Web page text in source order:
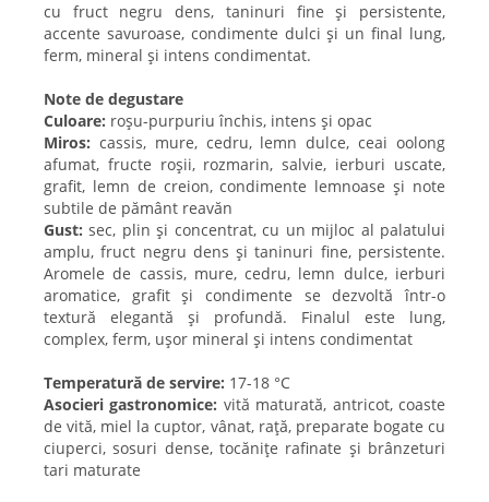
cu fruct negru dens, taninuri fine și persistente,
accente savuroase, condimente dulci și un final lung,
ferm, mineral și intens condimentat.
Note de degustare
Culoare: roșu-purpuriu închis, intens și opac
Miros: cassis, mure, cedru, lemn dulce, ceai oolong
afumat, fructe roșii, rozmarin, salvie, ierburi uscate,
grafit, lemn de creion, condimente lemnoase și note
subtile de pământ reavăn
Gust: sec, plin și concentrat, cu un mijloc al palatului
amplu, fruct negru dens și taninuri fine, persistente.
Aromele de cassis, mure, cedru, lemn dulce, ierburi
aromatice, grafit și condimente se dezvoltă într-o
textură elegantă și profundă. Finalul este lung,
complex, ferm, ușor mineral și intens condimentat
Temperatură de servire: 17-18 °C
Asocieri gastronomice: vită maturată, antricot, coaste
de vită, miel la cuptor, vânat, rață, preparate bogate cu
ciuperci, sosuri dense, tocănițe rafinate și brânzeturi
tari maturate